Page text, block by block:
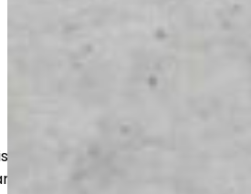
varastoihin ja suuriin tiloihin.
kohteen mukaan, jotta lopputulos